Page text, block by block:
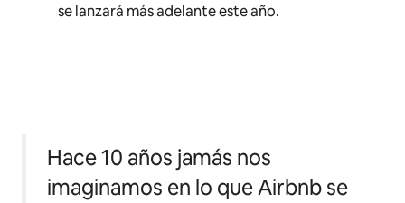
se lanzará más adelante este año.
Hace 10 años jamás nos
imaginamos en lo que Airbnb se